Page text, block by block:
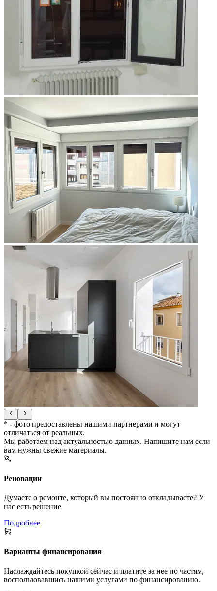
* - фото предоставлены нашими партнерами и могут
отличаться от реальных.
Мы работаем над актуальностью данных. Напишите нам если
вам нужны свежие материалы.
Реновации
Думаете о ремонте, который вы постоянно откладываете? У
нас есть решение
Подробнее
Варианты финансирования
Наслаждайтесь покупкой сейчас и платите за нее по частям,
воспользовавшись нашими услугами по финансированию.